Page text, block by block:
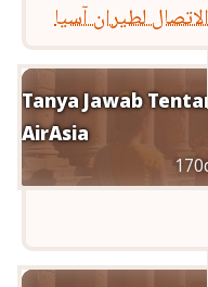
لطيران آسيا
Tanya Jawab
AirAsia